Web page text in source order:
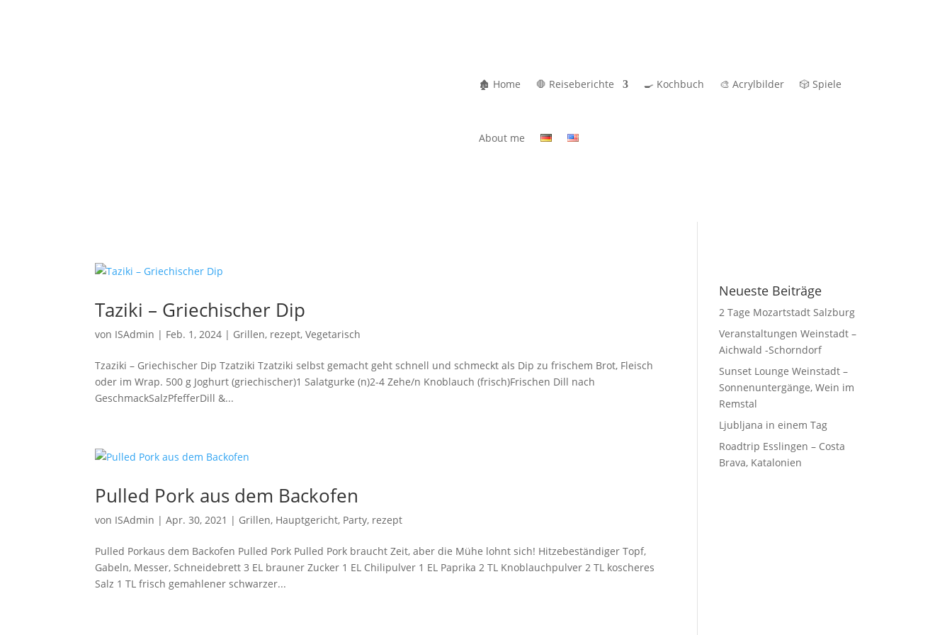
🏚 Home 🛑 Reiseberichte 🍳 Kochbuch 🎨 Acrylbilder 🎲 Spiele
About me
Taziki – Griechischer Dip
von ISAdmin | Feb. 1, 2024 | Grillen, rezept,Vegetarisch
Tzaziki – Griechischer Dip Tzatziki Tzatziki selbst gemacht geht schnell und schmeckt als Dip zu frischem Brot, Fleisch
oder im Wrap. 500 g Joghurt (griechischer)1 Salatgurke (n)2-4 Zehe/n Knoblauch (frisch)Frischen Dill nach
GeschmackSalzPfefferDill &...
Pulled Pork aus dem Backofen
von ISAdmin |Apr. 30, 2021 | Grillen, Hauptgericht, Party, rezept
Pulled Porkaus dem Backofen Pulled Pork Pulled Pork braucht Zeit, aber die Mühe lohnt sich! Hitzebeständiger Topf,
Gabeln, Messer, Schneidebrett 3 EL brauner Zucker 1 EL Chilipulver 1 EL Paprika 2 TL Knoblauchpulver 2 TL koscheres
Salz 1 TL frisch gemahlener schwarzer...
Neueste Beiträge
2 Tage Mozartstadt Salzburg
Veranstaltungen Weinstadt –
Aichwald -Schorndorf
Sunset Lounge Weinstadt –
Sonnenuntergänge, Wein im
Remstal
Ljubljana in einem Tag
Roadtrip Esslingen – Costa
Brava, Katalonien